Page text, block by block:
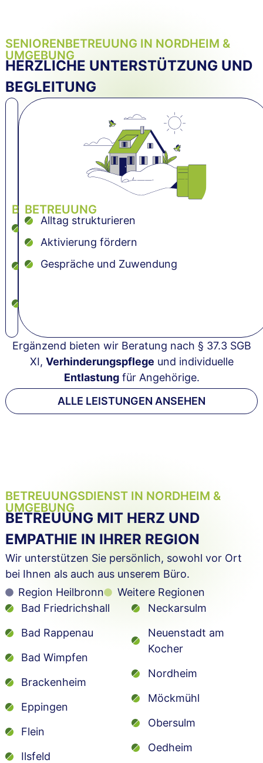
SENIORENBETREUUNG IN NORDHEIM &
UMGEBUNG
HERZLICHE UNTERSTÜTZUNG UND
BEGLEITUNG
BEGLEITUNG
Arzt- und
Therapiebegleitung
Unterstützung
bei Terminen
BETREUUNG
Alltag strukturieren
Aktivierung fördern
Gespräche und Zuwendung
Ergänzend bieten wir Beratung nach § 37.3 SGB
XI, Verhinderungspflege und individuelle
Entlastungfür Angehörige.
ALLE LEISTUNGEN ANSEHEN
BETREUUNGSDIENST IN NORDHEIM &
UMGEBUNG
BETREUUNG MIT HERZ UND
EMPATHIE IN IHRER REGION
Wir unterstützen Sie persönlich, sowohl vor Ort
bei Ihnen als auch aus unserem Büro.
Region Heilbronn
Weitere Regionen
Bad Friedrichshall
Bad Rappenau
Bad Wimpfen
Brackenheim
Eppingen
Flein
Ilsfeld
Neckarsulm
Neuenstadt am
Kocher
Nordheim
Möckmühl
Obersulm
Oedheim